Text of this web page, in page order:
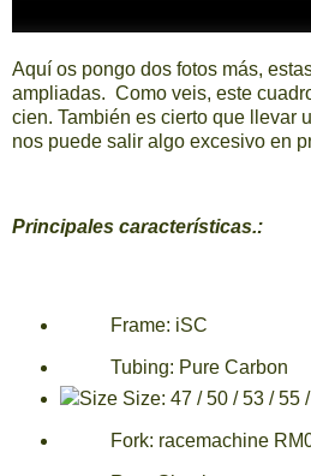
Aquí os pongo dos fotos más,
ampliadas. Como veis, este
cien. También es cierto que llevar
nos puede salir algo excesivo en
Principales características.:
Frame: iSC
Tubing: Pure Carbon
Size: 47 / 50 / 53 / 55
Fork: racemachine